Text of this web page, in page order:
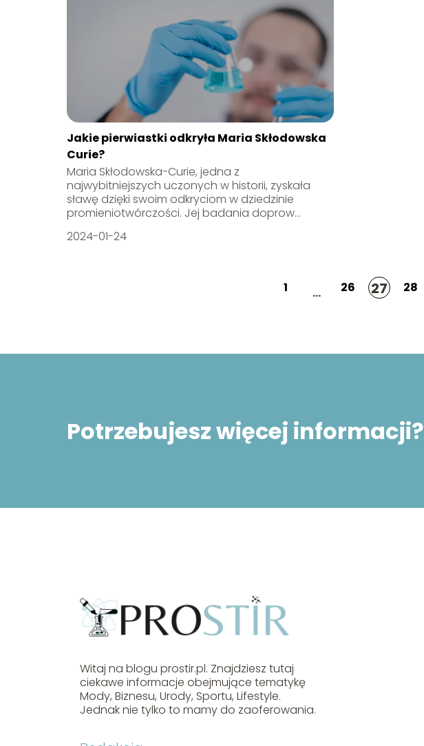
Jakie pierwiastki odkryła Maria Skłodowska
Curie?
Maria Skłodowska-Curie, jedna z
najwybitniejszych uczonych w historii, zyskała
sławę dzięki swoim odkryciom w dziedzinie
promieniotwórczości. Jej badania doprow...
2024-01-24
1 ... 26 27 28
Potrzebujesz więcej informacji?
Witaj na blogu prostir.pl. Znajdziesz tutaj
ciekawe informacje obejmujące tematykę
Mody, Biznesu, Urody, Sportu, Lifestyle.
Jednak nie tylko to mamy do zaoferowania.